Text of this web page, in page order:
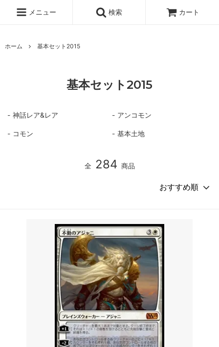
メニュー 検索 カート
ホーム 基本セット2015
基本セット2015
神話レア&レア アンコモン
コモン 基本土地
全 284 商品